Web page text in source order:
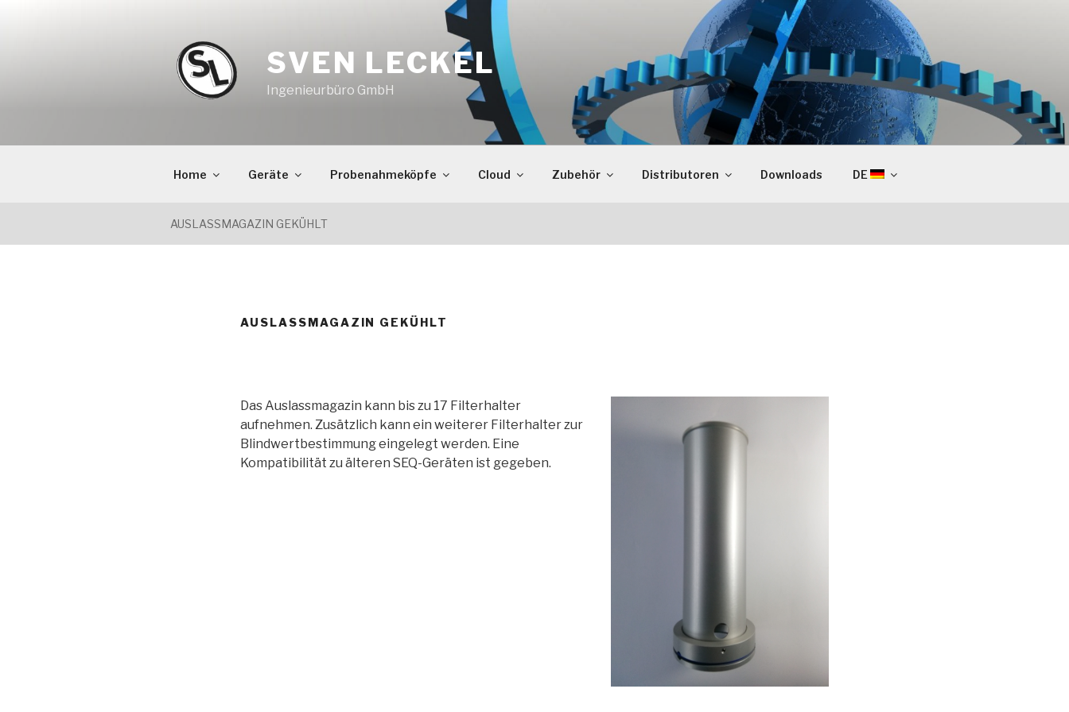
SVEN LECKEL
Ingenieurbüro GmbH
Home Geräte Probenahmeköpfe Cloud Zubehör Distributoren Downloads DE
AUSLASSMAGAZIN GEKÜHLT
AUSLASSMAGAZIN GEKÜHLT
Das Auslassmagazin kann bis zu 17 Filterhalter
aufnehmen. Zusätzlich kann ein weiterer Filterhalter zur
Blindwertbestimmung eingelegt werden. Eine
Kompatibilität zu älteren SEQ-Geräten ist gegeben.